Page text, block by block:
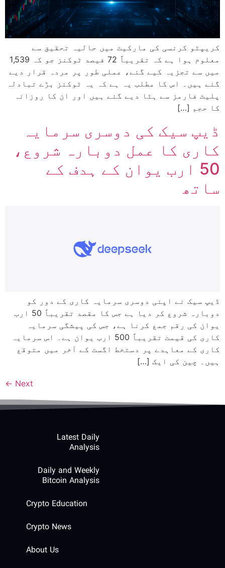
کریپٹو کرنسی کی مارکیٹ میں حالیہ تحقیق سے
معلوم ہوا ہے کہ تقریباً 72 فیصد ٹوکنز جو کہ 1,539
میں سے تجزیہ کیے گئے، عملی طور پر مردہ قرار دیے
گئے ہیں۔ اس کا مطلب یہ ہے کہ یہ ٹوکنز بڑے تبادلہ
پلیٹ فارمز سے ہٹا دیے گئے ہیں اور ان کا روزانہ
کا حجم […]
ڈیپ سیک کی دوسری سرمایہ
کاری کا عمل دوبارہ شروع،
50 ارب یوان کے ہدف کے
ساتھ
ڈیپ سیک نے اپنی دوسری سرمایہ کاری کے دور کو
دوبارہ شروع کر دیا ہے جس کا مقصد تقریباً 50 ارب
یوان کی رقم جمع کرنا ہے، جس کی پیشگی سرمایہ
کاری کی قیمت تقریباً 500 ارب یوان ہے۔ اس سرمایہ
کاری کے معاہدے پر دستخط اگست کے آخر میں متوقع
ہیں۔ چین کی ایک […]
Next
←
Latest Daily
Analysis
Daily and Weekly
Bitcoin Analysis
Crypto Education
Crypto News
About Us